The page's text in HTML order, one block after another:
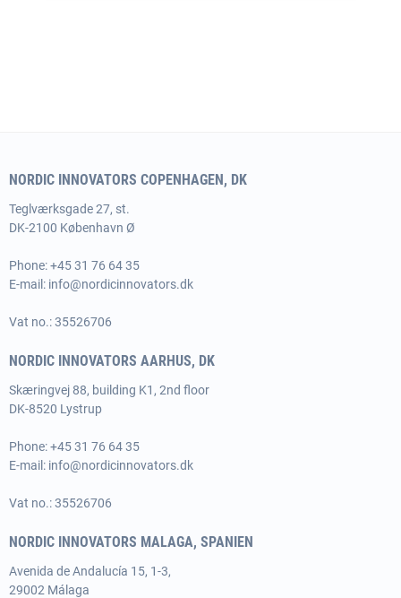
NORDIC INNOVATORS COPENHAGEN, DK
Teglværksgade 27, st.
DK-2100 København Ø
Phone:+45 31 76 64 35
E-mail: info@nordicinnovators.dk
Vat no.: 35526706
NORDIC INNOVATORS AARHUS, DK
Skæringvej 88, building K1, 2nd floor
DK-8520 Lystrup
Phone:+45 31 76 64 35
E-mail: info@nordicinnovators.dk
Vat no.: 35526706
NORDIC INNOVATORS MALAGA, SPANIEN
Avenida de Andalucía 15, 1-3,
29002 Málaga